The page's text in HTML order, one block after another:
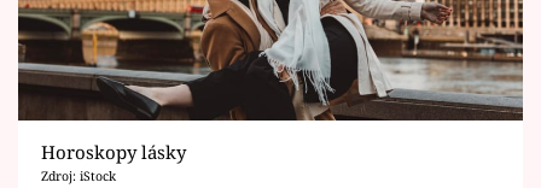
Sledujte prima+
Filmový festival Karlovy Vary
Horoskopy lásky
Zdroj: iStock